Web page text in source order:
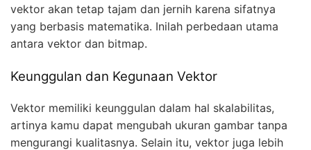
vektor akan tetap tajam dan jernih karena sifatnya
yang berbasis matematika. Inilah perbedaan utama
antara vektor dan bitmap.
Keunggulan dan Kegunaan Vektor
Vektor memiliki keunggulan dalam hal skalabilitas,
artinya kamu dapat mengubah ukuran gambar tanpa
mengurangi kualitasnya. Selain itu, vektor juga lebih